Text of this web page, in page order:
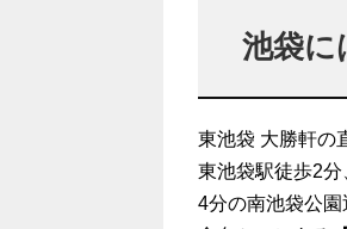
池袋に
東池袋 大勝軒の
東池袋駅徒歩2
4分の南池袋公